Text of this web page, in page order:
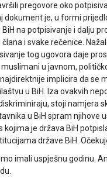
pregovore oko
dokument je, u formi
na potpisivanje i dalju
i svake rečenice.
tog ugovora daje
u javnom,
implicira da se
u BiH. Iza ovakvih
stoji namjera
u BiH spram njihove
kojima je država BiH
države BiH.
imali uspješnu godinu.